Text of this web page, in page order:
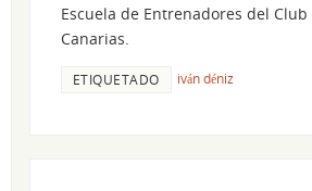
Escuela de Entrenadores del Club
Canarias.
ETIQUETADO iván déniz